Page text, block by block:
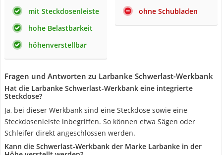
mit Steckdosenleiste
hohe Belastbarkeit
höhenverstellbar
ohne Schubladen
Fragen und Antworten zu Larbanke Schwerlast-Werkbank
Hat die Larbanke Schwerlast-Werkbank eine integrierte
Steckdose?
Ja, bei dieser Werkbank sind eine Steckdose sowie eine
Steckdosenleiste inbegriffen. So können etwa Sägen oder
Schleifer direkt angeschlossen werden.
Kann die Schwerlast-Werkbank der Marke Larbanke in der